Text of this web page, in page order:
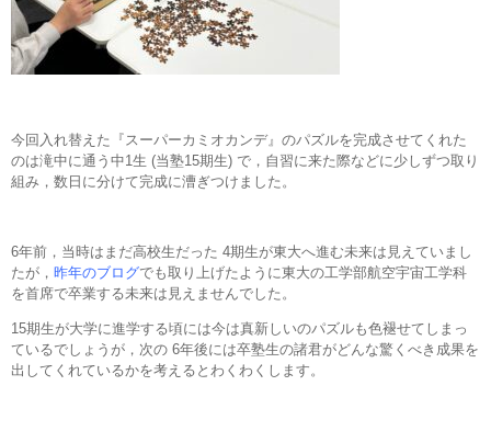
今回入れ替えた『スーパーカミオカンデ』のパズルを完成させてくれた
のは滝中に通う中1生 (当塾15期生) で，自習に来た際などに少しずつ取り
組み，数日に分けて完成に漕ぎつけました。
6年前，当時はまだ高校生だった 4期生が東大へ進む未来は見えていまし
たが， 昨年のブログでも取り上げたように東大の工学部航空宇宙工学科
を首席で卒業する未来は見えませんでした。
15期生が大学に進学する頃には今は真新しいのパズルも色褪せてしまっ
ているでしょうが，次の 6年後には卒塾生の諸君がどんな驚くべき成果を
出してくれているかを考えるとわくわくします。